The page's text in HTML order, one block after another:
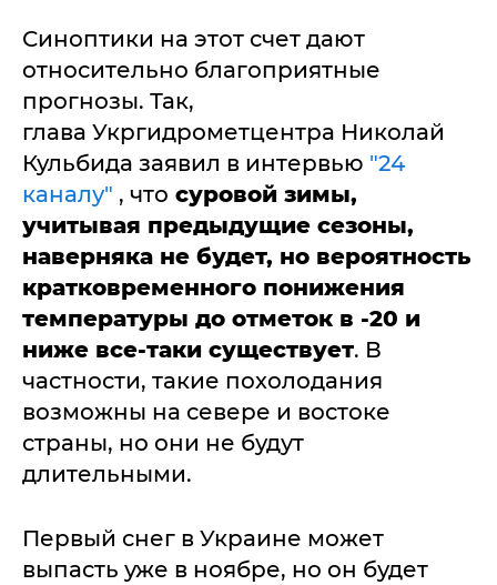
Синоптики на этот счет дают
относительно благоприятные
прогнозы. Так,
глава Укргидрометцентра Николай
Кульбида заявил в интервью "24
каналу" , что суровой зимы,
учитывая предыдущие сезоны,
наверняка не будет, но вероятность
кратковременного понижения
температуры до отметок в -20 и
ниже все-таки существует. В
частности, такие похолодания
возможны на севере и востоке
страны, но они не будут
длительными.
Первый снег в Украине может
выпасть уже в ноябре, но он будет